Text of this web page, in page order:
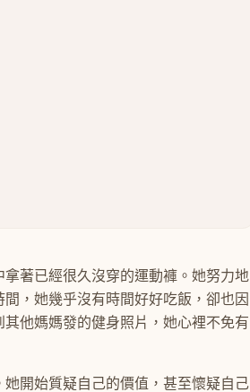
拿著已經很久沒穿的運動褲。她努力地
，她幾乎沒有時間好好吃飯，卻也因
他媽媽發的健身照片，她心裡不免有
開始質疑自己的價值，甚至懷疑自己